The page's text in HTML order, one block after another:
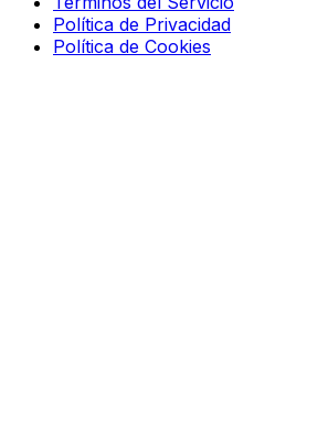
Política de Privacidad
Política de Cookies